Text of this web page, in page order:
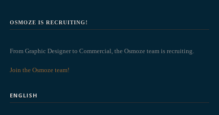
OSMOZE IS RECRUITING!
From Graphic Designer to Commercial, the Osmoze team is recruiting.
Join the Osmoze team!
ENGLISH